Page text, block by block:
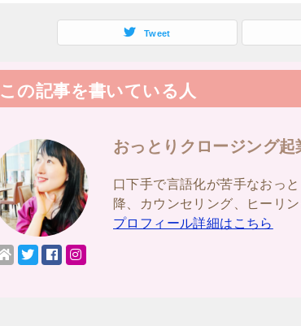
Tweet
この記事を書いている人
おっとりクロージング
口下手で言語化が苦手なおっ
降、カウンセリング、ヒーリ
プロフィール詳細はこちら